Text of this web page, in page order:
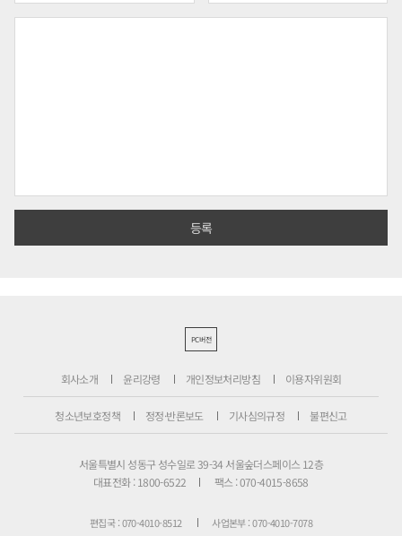
PC버전
회사소개 윤리강령 개인정보처리방침 이용자위원회
청소년보호정책 정정·반론보도 기사심의규정 불편신고
서울특별시 성동구 성수일로 39-34 서울숲더스페이스 12층
대표전화 : 1800-6522
팩스 : 070-4015-8658
편집국 : 070-4010-8512
사업본부 : 070-4010-7078